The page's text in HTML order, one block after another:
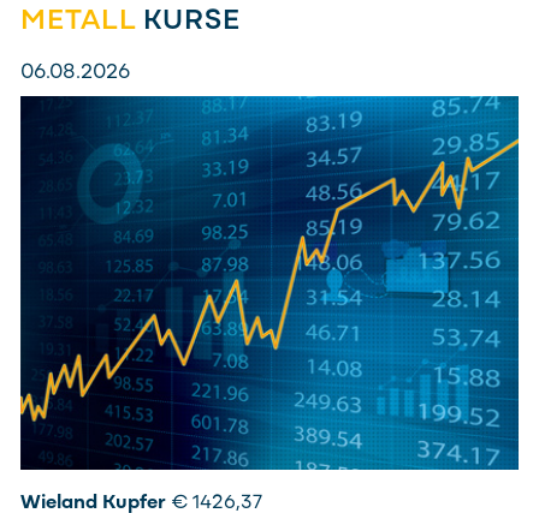
METALLKURSE
06.08.2026
Wieland Kupfer € 1426,37